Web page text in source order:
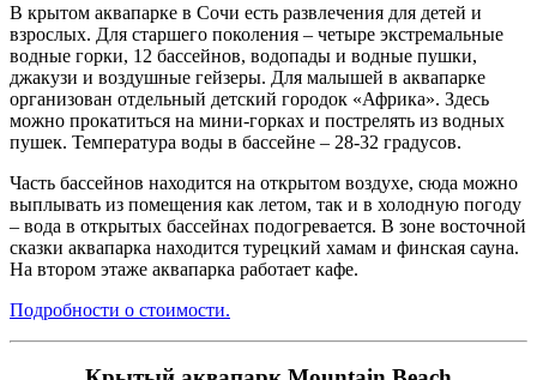
В крытом аквапарке в Сочи есть развлечения для детей и
взрослых. Для старшего поколения – четыре экстремальные
водные горки, 12 бассейнов, водопады и водные пушки,
джакузи и воздушные гейзеры. Для малышей в аквапарке
организован отдельный детский городок «Африка». Здесь
можно прокатиться на мини-горках и пострелять из водных
пушек. Температура воды в бассейне – 28-32 градусов.
Часть бассейнов находится на открытом воздухе, сюда можно
выплывать из помещения как летом, так и в холодную погоду
– вода в открытых бассейнах подогревается. В зоне восточной
сказки аквапарка находится турецкий хамам и финская сауна.
На втором этаже аквапарка работает кафе.
Подробности о стоимости.